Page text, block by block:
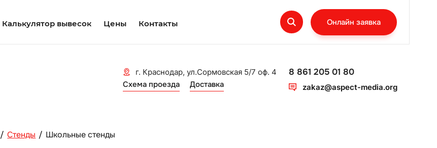
Калькулятор вывесок Цены Контакты Онлайн заявка
г. Краснодар, ул.Сормовская 5/7 оф. 4
Схема проезда Доставка
8 861 205 01 80
zakaz@aspect-media.org
/ Стенды / Школьные стенды